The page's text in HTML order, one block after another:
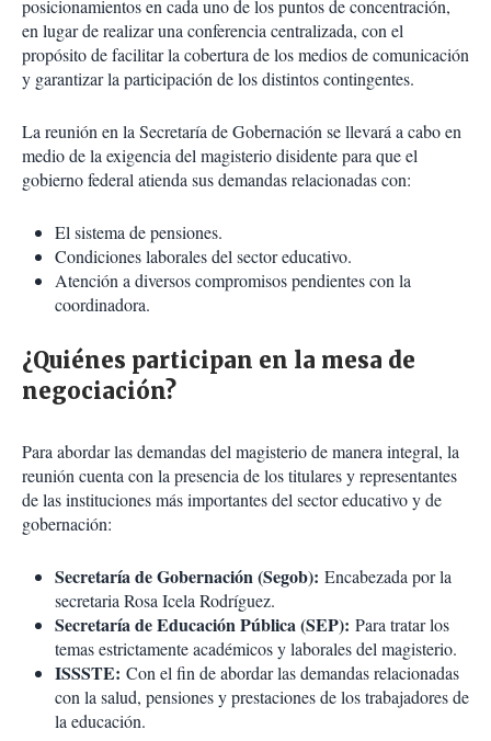
posicionamientos en cada uno de los puntos de concentración,
en lugar de realizar una conferencia centralizada, con el
propósito de facilitar la cobertura de los medios de comunicación
y garantizar la participación de los distintos contingentes.
La reunión en la Secretaría de Gobernación se llevará a cabo en
medio de la exigencia del magisterio disidente para que el
gobierno federal atienda sus demandas relacionadas con:
El sistema de pensiones.
Condiciones laborales del sector educativo.
Atención a diversos compromisos pendientes con la
coordinadora.
¿Quiénes participan en la mesa de
negociación?
Para abordar las demandas del magisterio de manera integral, la
reunión cuenta con la presencia de los titulares y representantes
de las instituciones más importantes del sector educativo y de
gobernación:
Secretaría de Gobernación (Segob): Encabezada por la
secretaria Rosa Icela Rodríguez.
Secretaría de Educación Pública (SEP): Para tratar los
temas estrictamente académicos y laborales del magisterio.
ISSSTE: Con el fin de abordar las demandas relacionadas
con la salud, pensiones y prestaciones de los trabajadores de
la educación.